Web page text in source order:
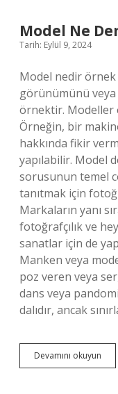
Model Ne
Tarih: Eylül 9, 2024
Model nedir
görünümünü
örnektir. Modeller
Örneğin, bir
hakkında fikir
yapılabilir. Model
sorusunun temel
tanıtmak için
Markaların yanı
fotoğrafçılık ve
sanatlar için de
Manken veya
poz veren veya
dans veya
dalıdır, ancak
Devamını okuyun
Ne